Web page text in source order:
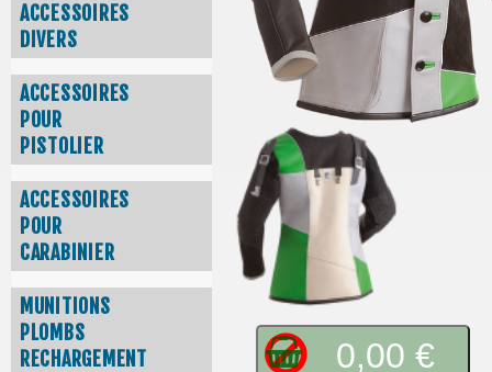
ACCESSOIRES
DIVERS
ACCESSOIRES
POUR
PISTOLIER
ACCESSOIRES
POUR
CARABINIER
MUNITIONS
PLOMBS
RECHARGEMENT
0,00 €